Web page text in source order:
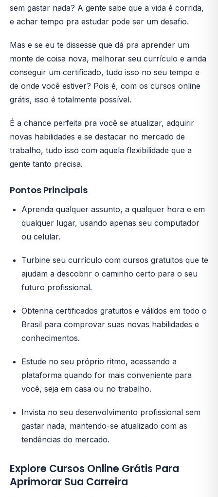
sem gastar nada? A gente sabe que a vida é corrida,
e achar tempo pra estudar pode ser um desafio.
Mas e se eu te dissesse que dá pra aprender um
monte de coisa nova, melhorar seu currículo e ainda
conseguir um certificado, tudo isso no seu tempo e
de onde você estiver? Pois é, com os cursos online
grátis, isso é totalmente possível.
É a chance perfeita pra você se atualizar, adquirir
novas habilidades e se destacar no mercado de
trabalho, tudo isso com aquela flexibilidade que a
gente tanto precisa.
Pontos Principais
Aprenda qualquer assunto, a qualquer hora e em
qualquer lugar, usando apenas seu computador
ou celular.
Turbine seu currículo com cursos gratuitos que te
ajudam a descobrir o caminho certo para o seu
futuro profissional.
Obtenha certificados gratuitos e válidos em todo o
Brasil para comprovar suas novas habilidades e
conhecimentos.
Estude no seu próprio ritmo, acessando a
plataforma quando for mais conveniente para
você, seja em casa ou no trabalho.
Invista no seu desenvolvimento profissional sem
gastar nada, mantendo-se atualizado com as
tendências do mercado.
Explore Cursos Online Grátis Para
Aprimorar Sua Carreira